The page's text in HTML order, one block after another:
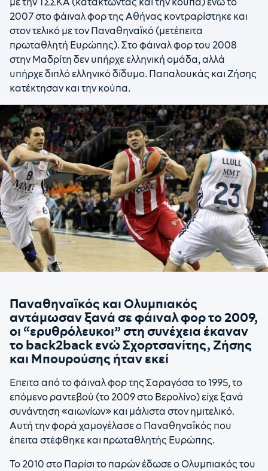
2007 στο φάιναλ φορ της Αθήνας κοντραρίστηκε και
στον τελικό με τον Παναθηναϊκό (μετέπειτα
πρωταθλητή Ευρώπης). Στο φάιναλ φορ του 2008
στην Μαδρίτη δεν υπήρχε ελληνική ομάδα, αλλά
υπήρχε διπλό ελληνικό δίδυμο. Παπαλουκάς και Ζήσης
κατέκτησαν και την κούπα.
Παναθηναϊκός και Ολυμπιακός
αντάμωσαν ξανά σε φάιναλ φορ το 2009,
οι “ερυθρόλευκοι” στη συνέχεια έκαναν
το back2back ενώ Σχορτσανίτης, Ζήσης
και Μπουρούσης ήταν εκεί
Επειτα από το φάιναλ φορ της Σαραγόσα το 1995, το
επόμενο ραντεβού (το 2009 στο Βερολίνο) είχε ξανά
συνάντηση «αιωνίων» και μάλιστα στον ημιτελικό.
Αυτή την φορά χαμογέλασε ο Παναθηναϊκός που
έπειτα στέφθηκε και πρωταθλητής Ευρώπης.
Το 2010 στο Παρίσι το παρών έδωσε ο Ολυμπιακός του